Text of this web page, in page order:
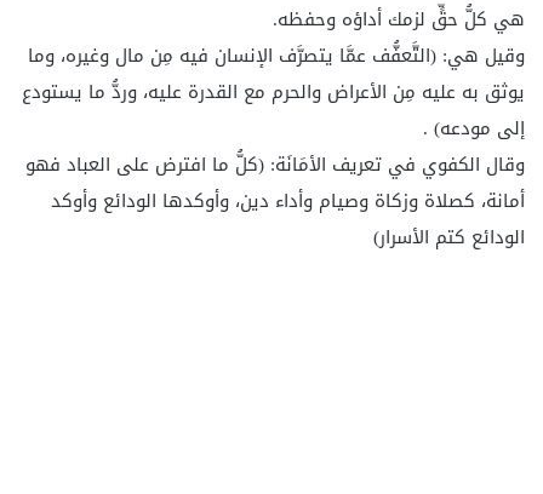
هي كلُّ حقٍّ لزمك أداؤه وحفظه.
وقيل هي: (التَّعفُّف عمَّا يتصرَّف الإنسان فيه مِن مال وغيره، وما
يوثق به عليه مِن الأعراض والحرم مع القدرة عليه، وردُّ ما يستودع
إلى مودعه) .
وقال الكفوي في تعريف الأمَانَة: (كلُّ ما افترض على العباد فهو
أمانة، كصلاة وزكاة وصيام وأداء دين، وأوكدها الودائع وأوكد
الودائع كتم الأسرار)